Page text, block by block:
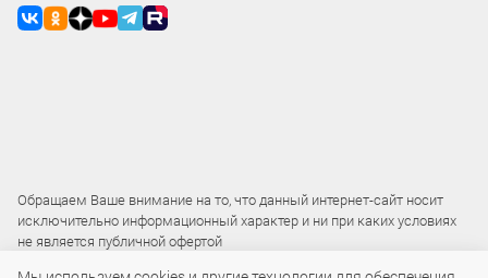
Обращаем Ваше внимание на то, что данный интернет-сайт носит
исключительно информационный характер и ни при каких условиях
не является публичной офертой